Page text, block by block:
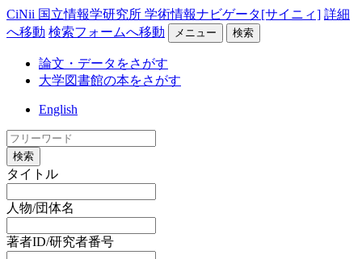
CiNii 国立情報学研究所 学術情報ナビゲータ[サイニィ] 詳細
へ移動 検索フォームへ移動 メニュー 検索
論文・データをさがす
大学図書館の本をさがす
English
検索
タイトル
人物/団体名
著者ID/研究者番号